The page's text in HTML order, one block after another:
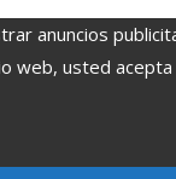
anuncios
usted